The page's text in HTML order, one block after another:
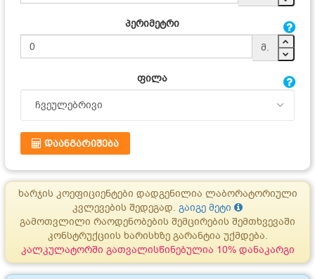
პერიმეტრი
მ.
ფილა
ᲓᲐᲐᲜᲒᲐᲠᲘᲨᲔᲑᲐ
ხარჯის კოეფიციენტები დადგენილია ლაბორატორიული
კვლევების შედეგად. გაიგე მეტი
გამოთვლილი რაოდენობების შემცირების შემთხვევაში
კონსტრუქციის ხარისხზე გარანტია უქმდება.
კალკულატორში გათვალისწინებულია 10% დანაკარგი